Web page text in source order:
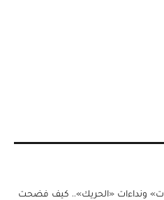
ونداءات «الحريك».. كيف فضحت